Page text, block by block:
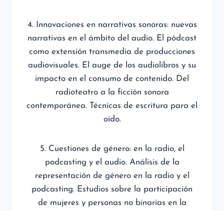
4. Innovaciones en narrativas sonoras: nuevas
narrativas en el ámbito del audio. El pódcast
como extensión transmedia de producciones
audiovisuales. El auge de los audiolibros y su
impacto en el consumo de contenido. Del
radioteatro a la ficción sonora
contemporánea. Técnicas de escritura para el
oído.
5. Cuestiones de género: en la radio, el
podcasting y el audio. Análisis de la
representación de género en la radio y el
podcasting. Estudios sobre la participación
de mujeres y personas no binarias en la